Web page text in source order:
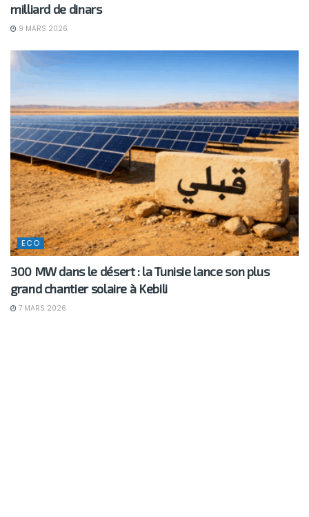
milliard de dinars
9 MARS 2026
ECO
300 MW dans le désert : la Tunisie lance son plus
grand chantier solaire à Kebili
7 MARS 2026